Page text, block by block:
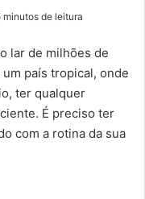
minutos de leitura
lar de milhões de
país tropical, onde
ter qualquer
É preciso ter
com a rotina da sua